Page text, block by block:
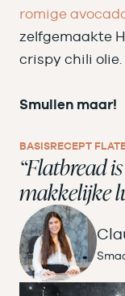
romige
zelfgemaakte
crispy chili olie.
Smullen maar!
BASISRECEPT
“Flatbread
makkelijke